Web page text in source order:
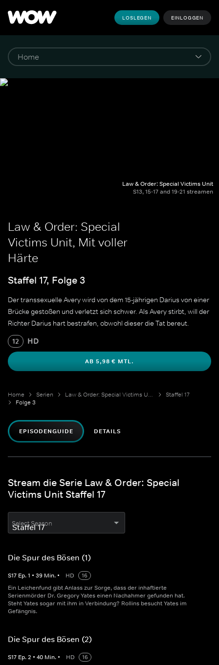
LOSLEGEN EINLOGGEN
Law & Order: Special Victims Unit
S13, 15-17 and 19-21 streamen
Law & Order: Special
Victims Unit, Mit voller
Härte
Staffel 17, Folge 3
Der transsexuelle Avery wird von dem 15-jährigen Darius von einer
Brücke gestoßen und verletzt sich schwer. Als Avery stirbt, will der
Richter Darius hart bestrafen, obwohl dieser die Tat bereut.
12 HD
AB 5,98 € MTL.
Home Serien Law & Order: Special Victims Unit
Staffel 17
Folge 3
EPISODENGUIDE DETAILS
Stream die Serie Law & Order: Special
Victims Unit Staffel 17
Select Season
Die Spur des Bösen (1)
S17 Ep.1 • 39 Min. • HD
16
Ein Leichenfund gibt Anlass zur Sorge, dass der inhaftierte
Serienmörder Dr. Gregory Yates einen Nachahmer gefunden hat.
Steht Yates sogar mit ihm in Verbindung? Rollins besucht Yates im
Gefängnis.
Die Spur des Bösen (2)
S17 Ep.2 • 40 Min. • HD
16